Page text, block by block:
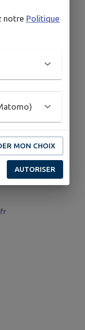
le travail de
picturales,
hybrides,
onirique et
cernay.fr
notre Politique
MON CHOIX
AUTORISER